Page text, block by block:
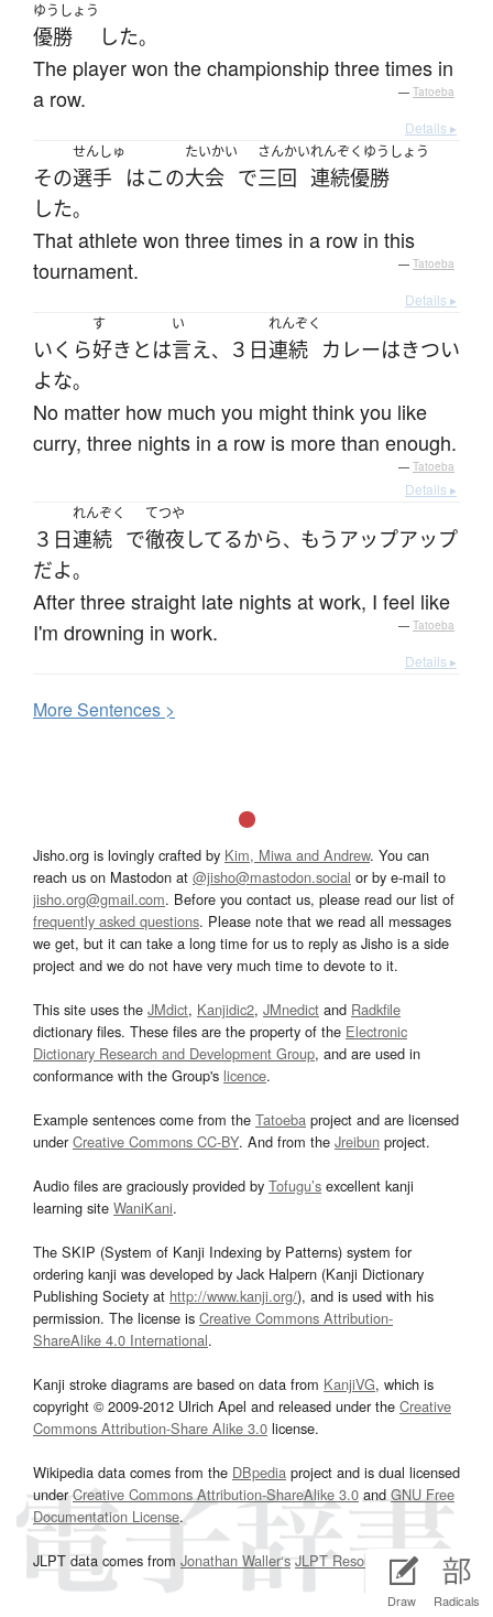
Draw Radicals
ゆうしょう
優勝 した。
The player won the championship three times in
a row.
— Tatoeba
Details ▸
その
せんしゅ
選手 はこの
たいかい
大会 で
さんかい
三回
れんぞくゆうしょう
連続優勝
した。
That athlete won three times in a row in this
tournament.
— Tatoeba
Details ▸
いくら
す
好き とは
い
言え、 ３日
れんぞく
連続 カレーはきつい
よな。
No matter how much you might think you like
curry, three nights in a row is more than enough.
— Tatoeba
Details ▸
３日
れんぞく
連続 で
てつや
徹夜 してるから、 もう アップアップ
だよ。
After three straight late nights at work, I feel like
I'm drowning in work.
— Tatoeba
Details ▸
MoreSentences >
Jisho.org is lovingly crafted by Kim, Miwa and Andrew. You can
reach us on Mastodon at @jisho@mastodon.social or by e-mail to
jisho.org@gmail.com. Before you contact us, please read our list of
frequently asked questions. Please note that we read all messages
we get, but it can take a long time for us to reply as Jisho is a side
project and we do not have very much time to devote to it.
This site uses the JMdict, Kanjidic2, JMnedict and Radkfile
dictionary files. These files are the property of the Electronic
Dictionary Research and Development Group, and are used in
conformance with the Group's licence.
Example sentences come from the Tatoeba project and are licensed
underCreative Commons CC-BY. And from the Jreibun project.
Audio files are graciously provided by Tofugu’s excellent kanji
learning site WaniKani.
The SKIP (System of Kanji Indexing by Patterns) system for
ordering kanji was developed by Jack Halpern (Kanji Dictionary
Publishing Society at http://www.kanji.org/), and is used with his
permission. The license is Creative Commons Attribution-
ShareAlike 4.0 International.
Kanji stroke diagrams are based on data from KanjiVG, which is
copyright © 2009-2012 Ulrich Apel and released under the Creative
Commons Attribution-Share Alike 3.0 license.
Wikipedia data comes from the DBpedia project and is dual licensed
underCreative Commons Attribution-ShareAlike 3.0and GNU Free
Documentation License.
JLPT data comes from Jonathan Waller‘s JLPT Resourcespage.